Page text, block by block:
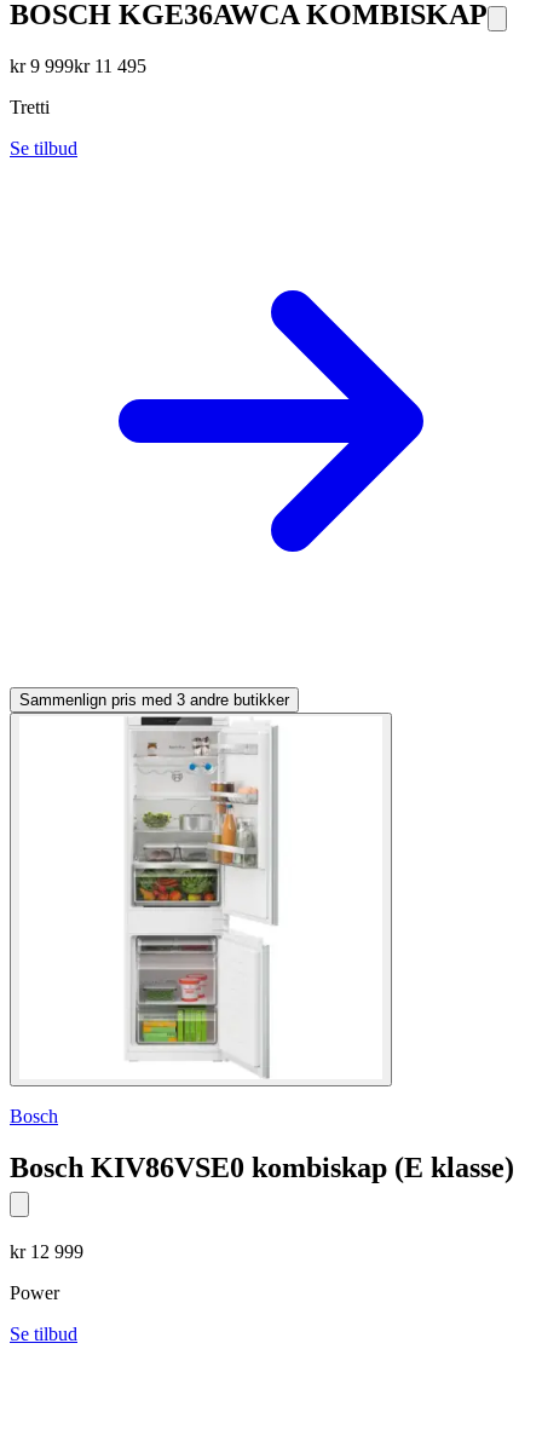
BOSCH KGE36AWCA KOMBISKAP
kr9 999kr 11 495
Tretti
Se tilbud
Sammenlign pris med 3 andre butikker
Bosch
Bosch KIV86VSE0 kombiskap (E klasse)
kr 12 999
Power
Se tilbud